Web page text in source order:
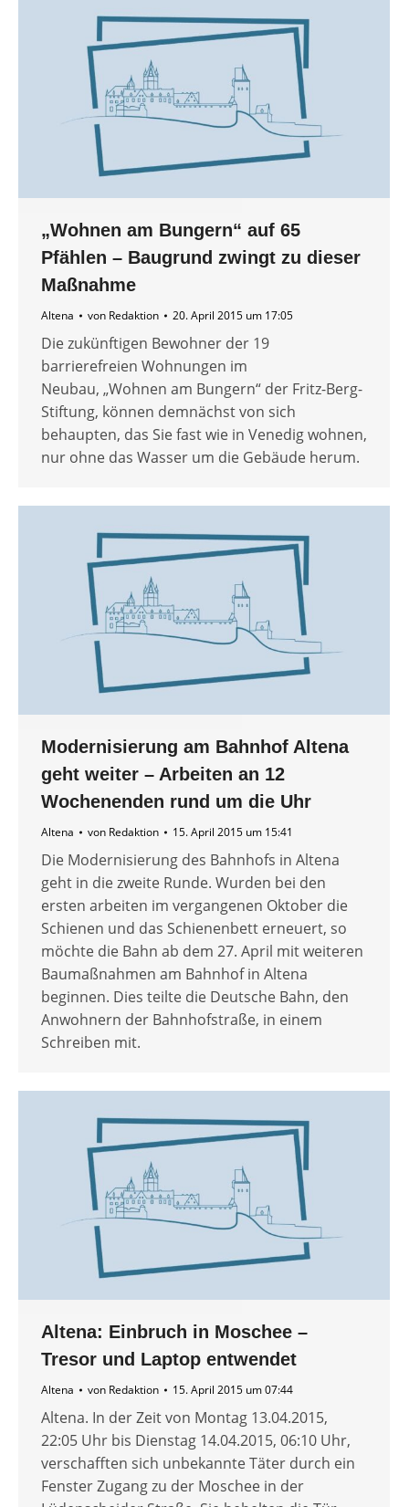
„Wohnen am Bungern“ auf 65
Pfählen – Baugrund zwingt zu dieser
Maßnahme
Altena von Redaktion 20. April 2015 um 17:05
Die zukünftigen Bewohner der 19
barrierefreien Wohnungen im
Neubau, „Wohnen am Bungern“ der Fritz-Berg-
Stiftung, können demnächst von sich
behaupten, das Sie fast wie in Venedig wohnen,
nur ohne das Wasser um die Gebäude herum.
Modernisierung am Bahnhof Altena
geht weiter – Arbeiten an 12
Wochenenden rund um die Uhr
Altena von Redaktion 15. April 2015 um 15:41
Die Modernisierung des Bahnhofs in Altena
geht in die zweite Runde. Wurden bei den
ersten arbeiten im vergangenen Oktober die
Schienen und das Schienenbett erneuert, so
möchte die Bahn ab dem 27. April mit weiteren
Baumaßnahmen am Bahnhof in Altena
beginnen. Dies teilte die Deutsche Bahn, den
Anwohnern der Bahnhofstraße, in einem
Schreiben mit.
Altena: Einbruch in Moschee –
Tresor und Laptop entwendet
Altena von Redaktion 15. April 2015 um 07:44
Altena. In der Zeit von Montag 13.04.2015,
22:05 Uhr bis Dienstag 14.04.2015, 06:10 Uhr,
verschafften sich unbekannte Täter durch ein
Fenster Zugang zu der Moschee in der